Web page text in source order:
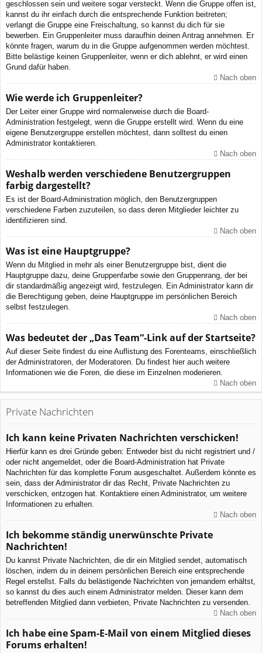
geschlossen sein und weitere sogar versteckt. Wenn die Gruppe offen ist,
kannst du ihr einfach durch die entsprechende Funktion beitreten;
verlangt die Gruppe eine Freischaltung, so kannst du dich für sie
bewerben. Ein Gruppenleiter muss daraufhin deinen Antrag annehmen. Er
könnte fragen, warum du in die Gruppe aufgenommen werden möchtest.
Bitte belästige keinen Gruppenleiter, wenn er dich ablehnt, er wird einen
Grund dafür haben.
Nach oben
Wie werde ich Gruppenleiter?
Der Leiter einer Gruppe wird normalerweise durch die Board-
Administration festgelegt, wenn die Gruppe erstellt wird. Wenn du eine
eigene Benutzergruppe erstellen möchtest, dann solltest du einen
Administrator kontaktieren.
Nach oben
Weshalb werden verschiedene Benutzergruppen
farbig dargestellt?
Es ist der Board-Administration möglich, den Benutzergruppen
verschiedene Farben zuzuteilen, so dass deren Mitglieder leichter zu
identifizieren sind.
Nach oben
Was ist eine Hauptgruppe?
Wenn du Mitglied in mehr als einer Benutzergruppe bist, dient die
Hauptgruppe dazu, deine Gruppenfarbe sowie den Gruppenrang, der bei
dir standardmäßig angezeigt wird, festzulegen. Ein Administrator kann dir
die Berechtigung geben, deine Hauptgruppe im persönlichen Bereich
selbst festzulegen.
Nach oben
Was bedeutet der „Das Team“-Link auf der Startseite?
Auf dieser Seite findest du eine Auflistung des Forenteams, einschließlich
der Administratoren, der Moderatoren. Du findest hier auch weitere
Informationen wie die Foren, die diese im Einzelnen moderieren.
Nach oben
Private Nachrichten
Ich kann keine Privaten Nachrichten verschicken!
Hierfür kann es drei Gründe geben: Entweder bist du nicht registriert und /
oder nicht angemeldet, oder die Board-Administration hat Private
Nachrichten für das komplette Forum ausgeschaltet. Außerdem könnte es
sein, dass der Administrator dir das Recht, Private Nachrichten zu
verschicken, entzogen hat. Kontaktiere einen Administrator, um weitere
Informationen zu erhalten.
Nach oben
Ich bekomme ständig unerwünschte Private
Nachrichten!
Du kannst Private Nachrichten, die dir ein Mitglied sendet, automatisch
löschen, indem du in deinem persönlichen Bereich eine entsprechende
Regel erstellst. Falls du belästigende Nachrichten von jemandem erhältst,
so kannst du dies auch einem Administrator melden. Dieser kann dem
betreffenden Mitglied dann verbieten, Private Nachrichten zu versenden.
Nach oben
Ich habe eine Spam-E-Mail von einem Mitglied dieses
Forums erhalten!